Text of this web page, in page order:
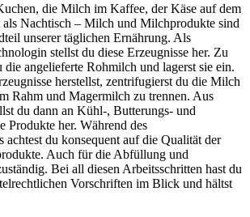
die Milch im Kaffee, der Käse auf dem
Nachtisch – Milch und Milchprodukte sind
unserer täglichen Ernährung. Als
stellst du diese Erzeugnisse her. Zu
angelieferte Rohmilch und lagerst sie ein.
herstellst, zentrifugierst du die Milch
Rahm und Magermilch zu trennen. Aus
du dann an Kühl-, Butterungs- und
Produkte her. Während des
achtest du konsequent auf die Qualität der
Auch für die Abfüllung und
Bei all diesen Arbeitsschritten hast du
Vorschriften im Blick und hältst